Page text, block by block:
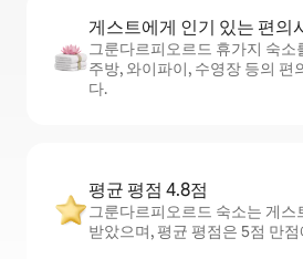
게스트에게 인기 있는 편의
그룬다르피오르드 휴가지 숙소
주방, 와이파이, 수영장 등의 편
다.
평균 평점 4.8점
그룬다르피오르드 숙소는 게스
받았으며, 평균 평점은 5점 만